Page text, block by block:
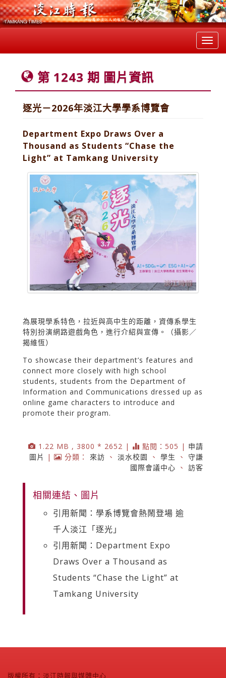
第 1243 期 圖片資訊
逐光－2026年淡江大學學系博覽會
Department Expo Draws Over a
Thousand as Students “Chase the
Light” at Tamkang University
為展現學系特色，拉近與高中生的距離，資傳系學生
特別扮演網路遊戲角色，進行介紹與宣傳。（攝影／
揭維恆）
To showcase their department’s features and
connect more closely with high school
students, students from the Department of
Information and Communications dressed up as
online game characters to introduce and
promote their program.
1.22 MB , 3800 * 2652 | 點閱：505 | 申請
圖片
| 分類： 來訪 、 淡水校園 、 學生 、 守謙
國際會議中心 、 訪客
相關連結、圖片
引用新聞：學系博覽會熱鬧登場 逾
千人淡江「逐光」
引用新聞：Department Expo
Draws Over a Thousand as
Students “Chase the Light” at
Tamkang University
版權所有：淡江時報與媒體中心